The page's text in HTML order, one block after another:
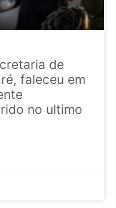
de
faleceu em
no ultimo